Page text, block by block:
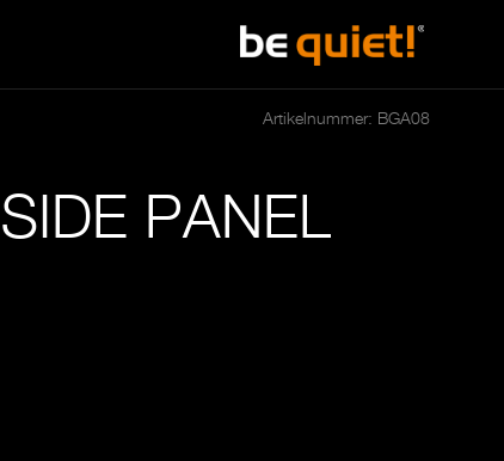
Artikelnummer: BGA08
SIDE PANEL